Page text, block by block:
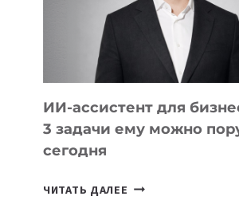
ОБРАЗОВАНИЕ
ТАДЖИКИСТАНА
ИИ-ассистент для
3 задачи ему можно
сегодня
ЧИТАТЬ ДАЛЕЕ ИИ-